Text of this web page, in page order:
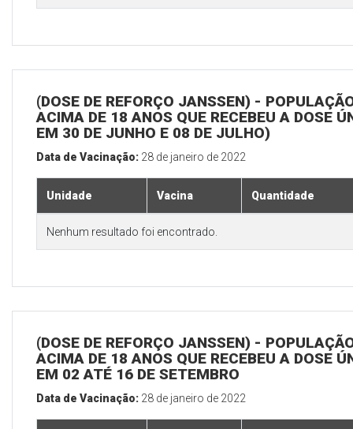
(DOSE DE REFORÇO JANSSEN) -
ACIMA DE 18 ANOS QUE RECEBEU A DOSE
EM 30 DE JUNHO E 08 DE JULHO)
Data de Vacinação: 28 de janeiro de 2022
Unidade Vacina Quantidade
Nenhum resultado foi encontrado.
(DOSE DE REFORÇO JANSSEN) -
ACIMA DE 18 ANOS QUE RECEBEU A DOSE
EM 02 ATÉ 16 DE SETEMBRO
Data de Vacinação: 28 de janeiro de 2022